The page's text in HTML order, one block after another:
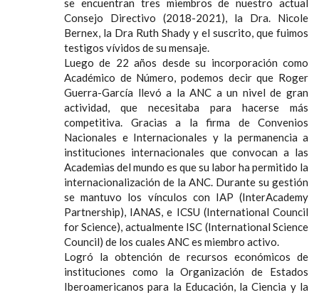
se encuentran tres miembros de nuestro actual
Consejo Directivo (2018-2021), la Dra. Nicole
Bernex, la Dra Ruth Shady y el suscrito, que fuimos
testigos vívidos de su mensaje.
Luego de 22 años desde su incorporación como
Académico de Número, podemos decir que Roger
Guerra-García llevó a la ANC a un nivel de gran
actividad, que necesitaba para hacerse más
competitiva. Gracias a la firma de Convenios
Nacionales e Internacionales y la permanencia a
instituciones internacionales que convocan a las
Academias del mundo es que su labor ha permitido la
internacionalización de la ANC. Durante su gestión
se mantuvo los vínculos con IAP (InterAcademy
Partnership), IANAS, e ICSU (International Council
for Science), actualmente ISC (International Science
Council) de los cuales ANC es miembro activo.
Logró la obtención de recursos económicos de
instituciones como la Organización de Estados
Iberoamericanos para la Educación, la Ciencia y la